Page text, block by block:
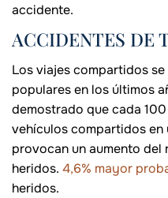
accidente.
ACCIDENTES DE
Los viajes compartidos
populares en los últimos
demostrado que cada
vehículos compartidos en
provocan un aumento
heridos. 4,6% mayor
heridos.